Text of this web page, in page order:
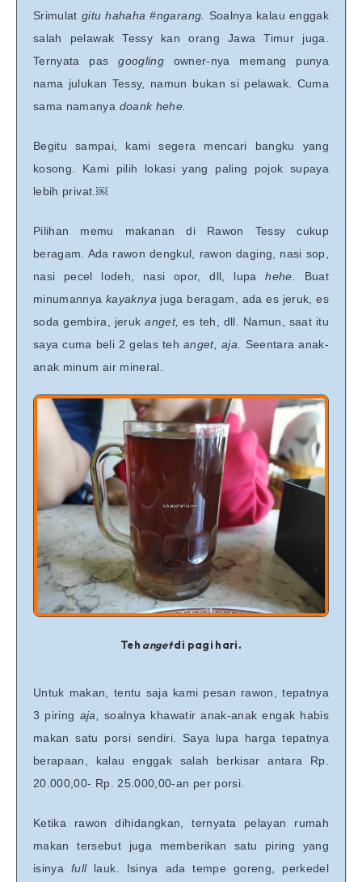
Srimulat gitu hahaha #ngarang. Soalnya kalau enggak
salah pelawak Tessy kan orang Jawa Timur juga.
Ternyata pasgoogling owner-nya memang punya
nama julukan Tessy, namun bukan si pelawak. Cuma
sama namanya doank hehe.
Begitu sampai, kami segera mencari bangku yang
kosong. Kami pilih lokasi yang paling pojok supaya
lebih privat. ￼
Pilihan memu makanan di Rawon Tessy cukup
beragam. Ada rawon dengkul, rawon daging, nasi sop,
nasi pecel lodeh, nasi opor, dll, lupahehe. Buat
minumannyakayaknya juga beragam, ada es jeruk, es
soda gembira, jerukanget,es teh, dll. Namun, saat itu
saya cuma beli 2 gelas tehanget, aja. Seentara anak-
anak minum air mineral.
Teh angetdi pagi hari.
Untuk makan, tentu saja kami pesan rawon, tepatnya
3 piring aja, soalnya khawatir anak-anak engak habis
makan satu porsi sendiri. Saya lupa harga tepatnya
berapaan, kalau enggak salah berkisar antara Rp.
20.000,00- Rp. 25.000,00-an per porsi.
Ketika rawon dihidangkan, ternyata pelayan rumah
makan tersebut juga memberikan satu piring yang
isinya full lauk. Isinya ada tempe goreng, perkedel